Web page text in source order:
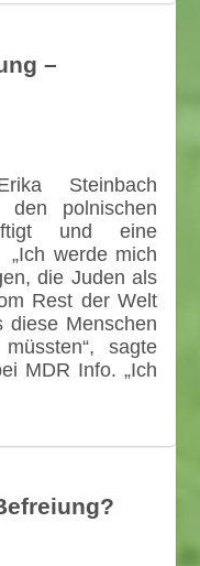
–
Steinbach
polnischen
und eine
werde mich
die Juden als
Rest der Welt
diese Menschen
sagte
MDR Info. „Ich